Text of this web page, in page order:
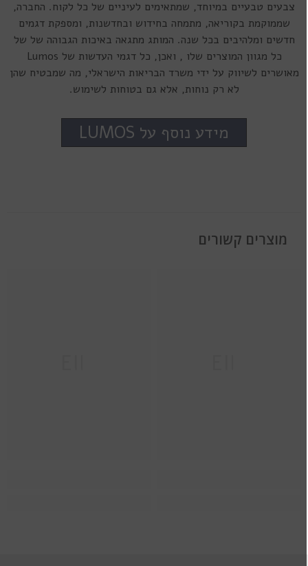
צבעים טבעיים במיוחד, שמתאימים לעיניים של כל לקוח. החברה,
שממוקמת בקוריאה, מתמחה בחידוש ובחדשנות, ומספקת דגמים
חדשים ומלהיבים בכל שנה. המותג מתגאה באיכות הגבוהה של של
כל מגוון המוצרים שלו , ואכן, כל דגמי העדשות של Lumos
מאושרים לשיווק על ידי משרד הבריאות הישראלי, מה שמבטיח שהן
לא רק נוחות, אלא גם בטוחות לשימוש.
מידע נוסף על LUMOS
מוצרים קשורים